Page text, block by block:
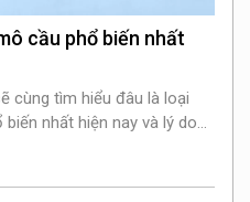
cầu phổ biến nhất
cùng tìm hiểu đâu là loại
nhất hiện nay và lý do
quan trọng.